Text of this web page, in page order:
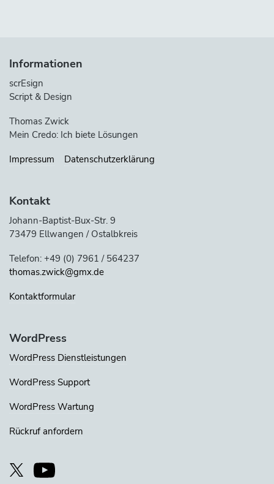
Informationen
scrEsign
Script & Design
Thomas Zwick
Mein Credo: Ich biete Lösungen
Impressum
Datenschutzerklärung
Kontakt
Johann-Baptist-Bux-Str. 9
73479 Ellwangen / Ostalbkreis
Telefon: +49 (0) 7961 / 564237
thomas.zwick@gmx.de
Kontaktformular
WordPress
WordPress Dienstleistungen
WordPress Support
WordPress Wartung
Rückruf anfordern